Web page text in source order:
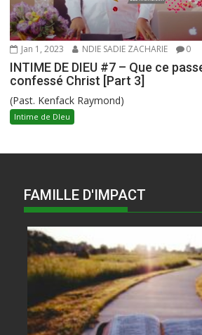
Jan 1, 2023 NDIE SADIE ZACHARIE 0
INTIME DE DIEU #7 – Que ce
confessé Christ [Part 3]
(Past. Kenfack Raymond)
Intime de DIeu
FAMILLE D'IMPACT